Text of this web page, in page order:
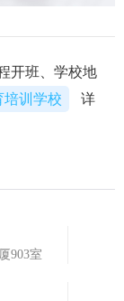
开班、学校地
培训学校
详
903室